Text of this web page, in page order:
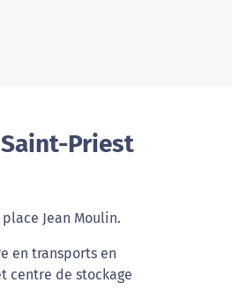
Priest
Jean Moulin.
en transports en
centre de stockage